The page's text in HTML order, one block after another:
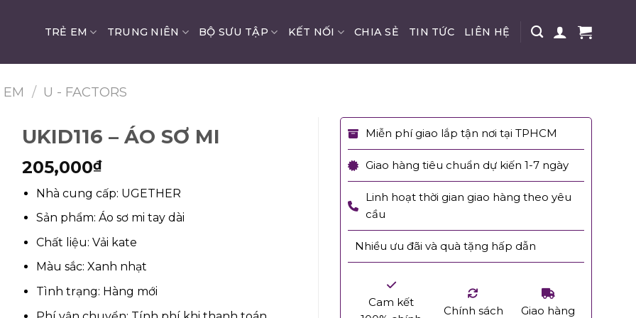
TRẺ EM TRUNG NIÊN BỘ SƯU TẬP KẾT NỐI CHIA SẺ TIN TỨC LIÊN HỆ
/ U - FACTORS
UKID116 – ÁO SƠ MI
205,000₫
Nhà cung cấp: UGETHER
Sản phẩm: Áo sơ mi tay dài
Chất liệu: Vải kate
Màu sắc: Xanh nhạt
Tình trạng: Hàng mới
Miễn phí giao lắp tận nơi tại TPHCM
Giao hàng tiêu chuẩn dự kiến 1-7 ngày
Linh hoạt thời gian giao hàng theo yêu
cầu
Nhiều ưu đãi và quà tặng hấp dẫn
Cam kết
Chính sách
Giao hàng